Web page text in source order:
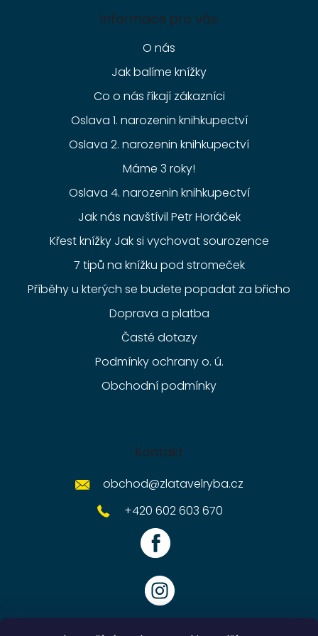
Informace pro vás
O nás
Jak balíme knížky
Co o nás říkají zákazníci
Oslava 1. narozenin knihkupectví
Oslava 2. narozenin knihkupectví
Máme 3 roky!
Oslava 4. narozenin knihkupectví
Jak nás navštívil Petr Horáček
Křest knížky Jak si vychovat sourozence
7 tipů na knížku pod stromeček
Příběhy u kterých se budete popadat za břicho
Doprava a platba
Časté dotazy
Podmínky ochrany o. ú.
Obchodní podmínky
Kontakt
obchod@zlatavelryba.cz
+420 602 603 670